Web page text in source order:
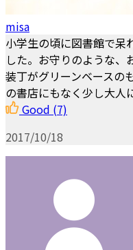
misa
小学生の頃に図書館で呆
した。お守りのような、
装丁がグリーンベースの
の書店にもなく少し大人
Good (7)
2017/10/18